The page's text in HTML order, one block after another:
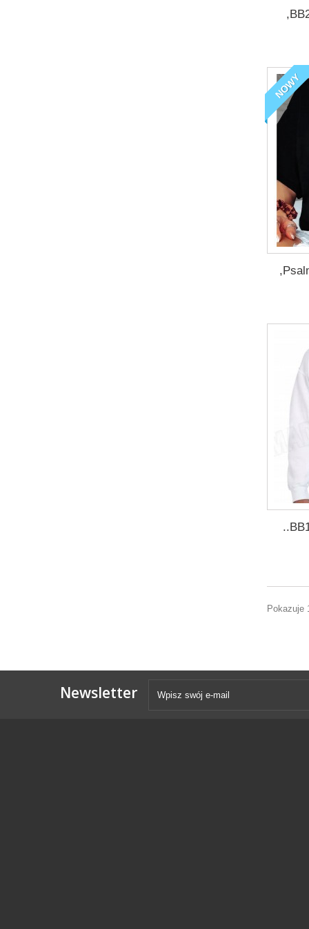
NOWY
Pokazuje
Newsletter